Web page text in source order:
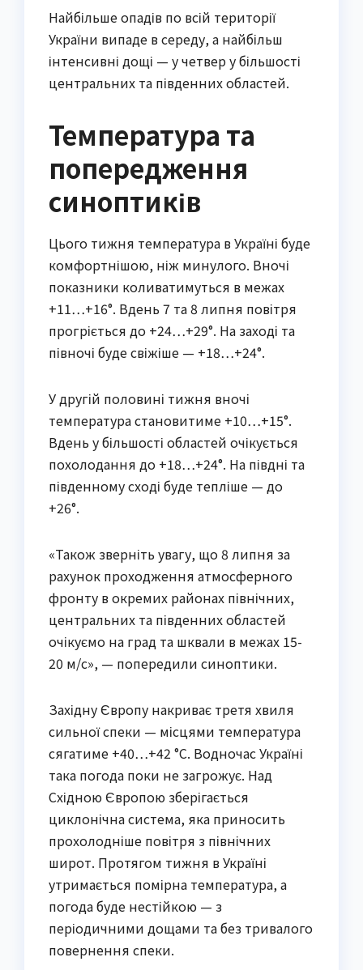
Найбільше опадів по всій території
України випаде в середу, а найбільш
інтенсивні дощі — у четвер у більшості
центральних та південних областей.
Температура та
попередження
синоптиків
Цього тижня температура в Україні буде
комфортнішою, ніж минулого. Вночі
показники коливатимуться в межах
+11…+16°. Вдень 7 та 8 липня повітря
прогріється до +24…+29°. На заході та
півночі буде свіжіше — +18…+24°.
У другій половині тижня вночі
температура становитиме +10…+15°.
Вдень у більшості областей очікується
похолодання до +18…+24°. На півдні та
південному сході буде тепліше — до
+26°.
«Також зверніть увагу, що 8 липня за
рахунок проходження атмосферного
фронту в окремих районах північних,
центральних та південних областей
очікуємо на град та шквали в межах 15-
20 м/с», — попередили синоптики.
Західну Європу накриває третя хвиля
сильної спеки — місцями температура
сягатиме +40…+42 °C. Водночас Україні
така погода поки не загрожує. Над
Східною Європою зберігається
циклонічна система, яка приносить
прохолодніше повітря з північних
широт. Протягом тижня в Україні
утримається помірна температура, а
погода буде нестійкою — з
періодичними дощами та без тривалого
повернення спеки.